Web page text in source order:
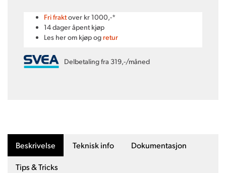
Fri fraktover kr 1000,-*
14 dager åpent kjøp
Les her om kjøp og retur
Delbetaling fra 319,-/måned
Beskrivelse Teknisk info Dokumentasjon
Tips & Tricks